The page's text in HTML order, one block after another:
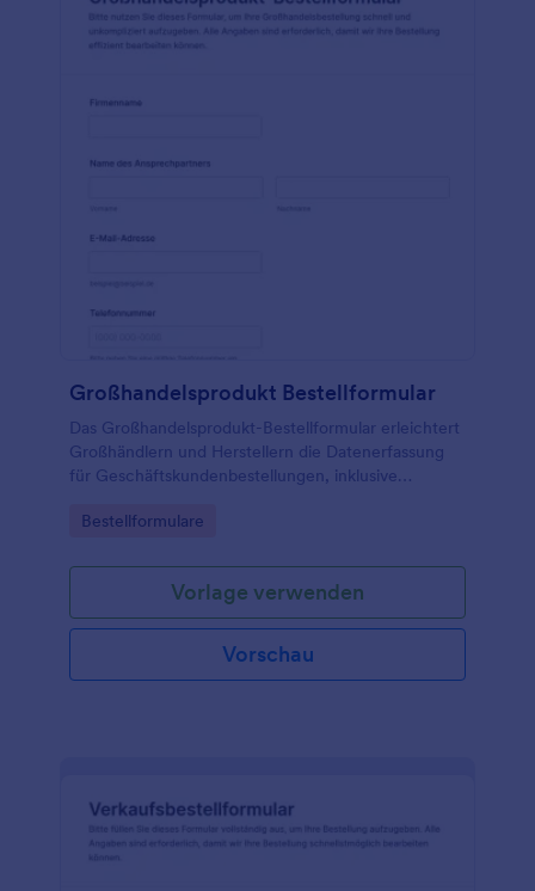
Großhandelsprodukt Bestellformular
Das Großhandelsprodukt-Bestellformular erleichtert
Großhändlern und Herstellern die Datenerfassung
für Geschäftskundenbestellungen, inklusive
jede Formulareinsendung zentral in Jotform.
Go to Category:
Bestellformulare
Vorlage verwenden
Vorschau